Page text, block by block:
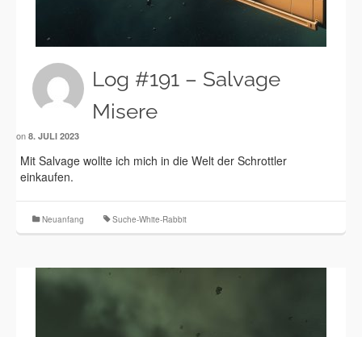
Log #191 – Salvage
Misere
on 8. JULI 2023
Mit Salvage wollte ich mich in die Welt der Schrottler
einkaufen.
Neuanfang Suche-White-Rabbit